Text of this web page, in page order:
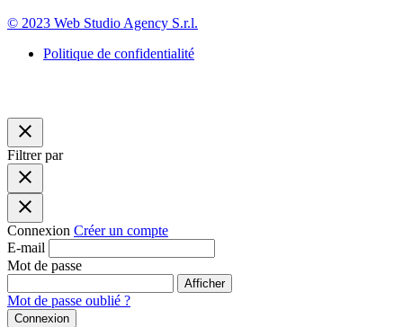
© 2023 Web Studio Agency S.r.l.
Politique de confidentialité
close
Filtrer par
close
close
Connexion Créer un compte
E-mail
Mot de passe
Afficher
Mot de passe oublié ?
Connexion